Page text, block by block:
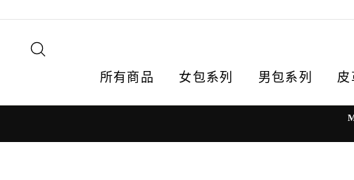
轉
所有商品 女包系列 男包系列 皮